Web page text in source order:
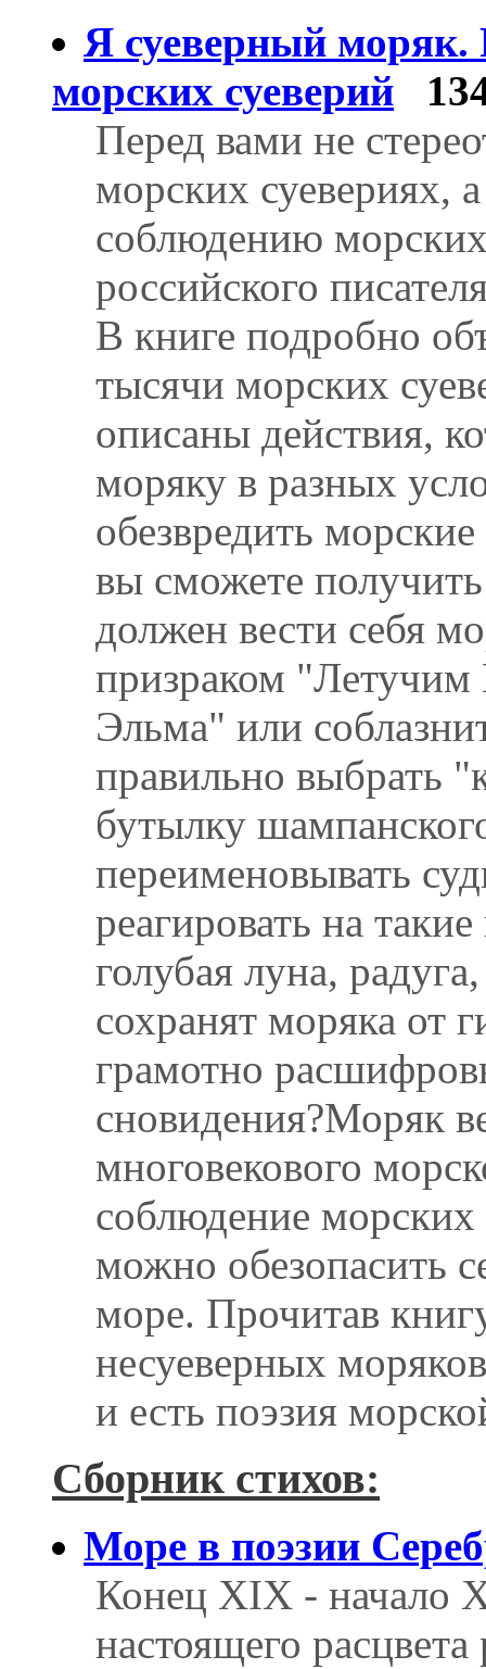
Я суеверный моряк.
морских суеверий
Перед вами не
морских суевериях,
соблюдению
российского
В книге подробно
тысячи морских
описаны действия,
моряку в разных
обезвредить
вы сможете
должен вести себя
призраком "Летучим
Эльма" или
правильно выбрать
бутылку
переименовывать
реагировать на
голубая луна,
сохранят моряка от
грамотно
сновидения?Моряк
многовекового
соблюдение
можно обезопасить
море. Прочитав
несуеверных
и есть поэзия
Сборник стихов:
Море в поэзии
Конец XIX - начало
настоящего